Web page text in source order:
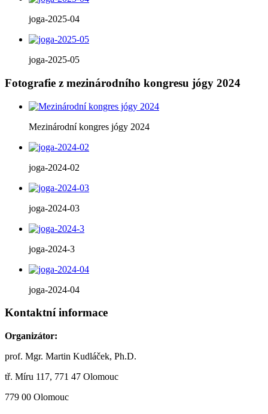
joga-2025-04
joga-2025-05
Fotografie z mezinárodního kongresu jógy 2024
Mezinárodní kongres jógy 2024
joga-2024-02
joga-2024-03
joga-2024-3
joga-2024-04
Kontaktní informace
Organizátor:
prof. Mgr. Martin Kudláček, Ph.D.
tř. Míru 117, 771 47 Olomouc
779 00 Olomouc